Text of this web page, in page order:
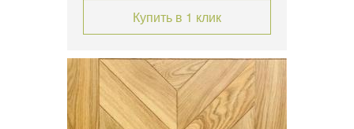
Купить в 1 клик